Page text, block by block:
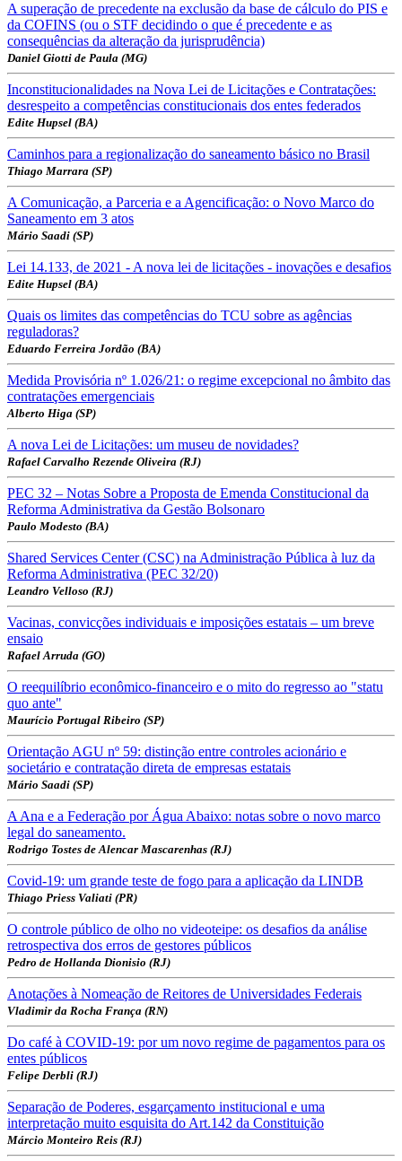
A superação de precedente na exclusão da base de cálculo do PIS e
da COFINS (ou o STF decidindo o que é precedente e as
consequências da alteração da jurisprudência)
Daniel Giotti de Paula (MG)
Inconstitucionalidades na Nova Lei de Licitações e Contratações:
desrespeito a competências constitucionais dos entes federados
Edite Hupsel (BA)
Caminhos para a regionalização do saneamento básico no Brasil
Thiago Marrara (SP)
A Comunicação, a Parceria e a Agencificação: o Novo Marco do
Saneamento em 3 atos
Mário Saadi (SP)
Lei 14.133, de 2021 - A nova lei de licitações - inovações e desafios
Edite Hupsel (BA)
Quais os limites das competências do TCU sobre as agências
reguladoras?
Eduardo Ferreira Jordão (BA)
Medida Provisória nº 1.026/21: o regime excepcional no âmbito das
contratações emergenciais
Alberto Higa (SP)
A nova Lei de Licitações: um museu de novidades?
Rafael Carvalho Rezende Oliveira (RJ)
PEC 32 – Notas Sobre a Proposta de Emenda Constitucional da
Reforma Administrativa da Gestão Bolsonaro
Paulo Modesto (BA)
Shared Services Center (CSC) na Administração Pública à luz da
Reforma Administrativa (PEC 32/20)
Leandro Velloso (RJ)
Vacinas, convicções individuais e imposições estatais – um breve
ensaio
Rafael Arruda (GO)
O reequilíbrio econômico-financeiro e o mito do regresso ao "statu
quo ante"
Maurício Portugal Ribeiro (SP)
Orientação AGU nº 59: distinção entre controles acionário e
societário e contratação direta de empresas estatais
Mário Saadi (SP)
A Ana e a Federação por Água Abaixo: notas sobre o novo marco
legal do saneamento.
Rodrigo Tostes de Alencar Mascarenhas (RJ)
Covid-19: um grande teste de fogo para a aplicação da LINDB
Thiago Priess Valiati (PR)
O controle público de olho no videoteipe: os desafios da análise
retrospectiva dos erros de gestores públicos
Pedro de Hollanda Dionisio (RJ)
Anotações à Nomeação de Reitores de Universidades Federais
Vladimir da Rocha França (RN)
Do café à COVID-19: por um novo regime de pagamentos para os
entes públicos
Felipe Derbli (RJ)
Separação de Poderes, esgarçamento institucional e uma
interpretação muito esquisita do Art.142 da Constituição
Márcio Monteiro Reis (RJ)